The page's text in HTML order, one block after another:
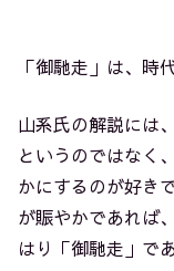
「御馳走」は、時
山系氏の解説には
というのではなく
かにするのが好き
が賑やかであれば
はり「御馳走」であ